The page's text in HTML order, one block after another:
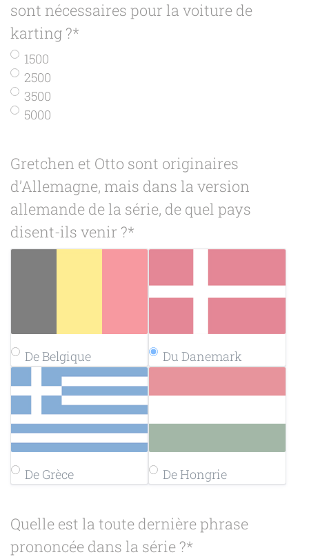
sont nécessaires pour la voiture de
karting ?*
1500
2500
3500
5000
Gretchen et Otto sont originaires
d’Allemagne, mais dans la version
allemande de la série, de quel pays
disent-ils venir ?*
De Belgique Du Danemark
De Grèce De Hongrie
Quelle est la toute dernière phrase
prononcée dans la série ?*